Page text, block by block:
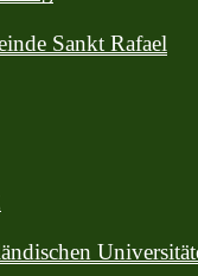
Sankt Rafael